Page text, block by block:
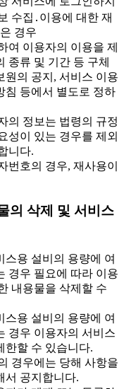
수집․이용에 대한 재
경우
이용자의 이용을 제
종류 및 기간 등 구체
원의 공지, 서비스 이용
침 등에서 별도로 정하
의 정보는 법령의 규정
성이 있는 경우를 제외
니다.
호의 경우, 재사용이
의 삭제 및 서비스
용 설비의 용량에 여
경우 필요에 따라 이용
내용물을 삭제할 수
용 설비의 용량에 여
경우 이용자의 서비스
한할 수 있습니다.
경우에는 당해 사항을
서 공지합니다.